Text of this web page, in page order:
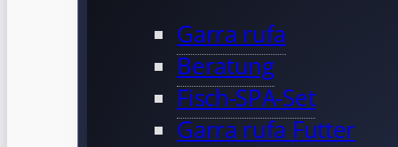
Garra rufa
Beratung
Fisch-SPA-Set
Garra rufa Futter